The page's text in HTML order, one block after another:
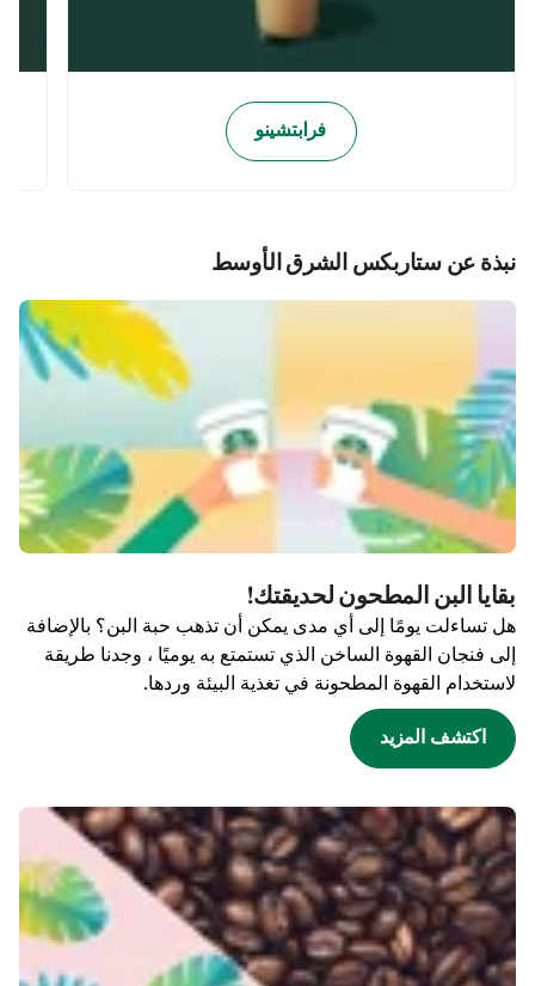
فرابتشينو
نبذة عن ستاربكس الشرق الأوسط
بقايا البن المطحون لحديقتك!
هل تساءلت يومًا إلى أي مدى يمكن أن تذهب حبة البن؟ بالإضافة
إلى فنجان القهوة الساخن الذي تستمتع به يوميًا ، وجدنا طريقة
لاستخدام القهوة المطحونة في تغذية البيئة وردها.
اكتشف المزيد